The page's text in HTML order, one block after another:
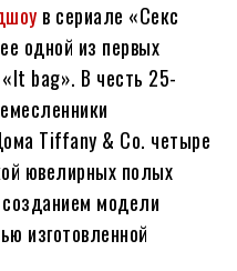
в сериале «Секс
одной из первых
bag». В честь 25-
Tiffany & Co. четыре
ювелирных полых
модели
изготовленной